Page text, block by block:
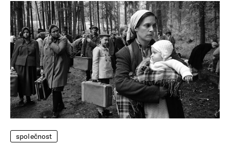
společnost